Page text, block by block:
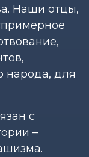
Наши отцы,
народа, для
с
–